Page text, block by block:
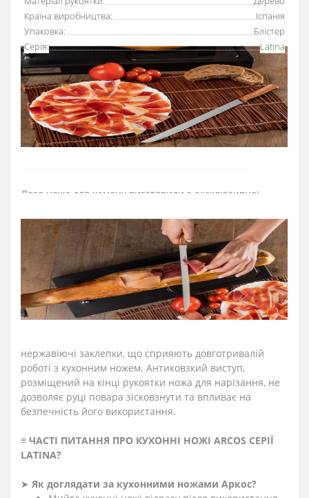
Країна виробництва:
Іспанія
Упаковка:
Блістер
Серія:
Latina
Ніж для хамону 250 мм серії «Латина» Аркосза
рахунок довгого та гнучкого лезапризначений для
акуратного зрізання тонких шматків окорока.
Кухонні ножі серії Аркос«Латина»легкі та зручні для
щоденного використання на професійних та домашніх
Лезо ножа для хамону виготовили з ексклюзивної
здатність, підвищену твердість та корозостійкість. У
результаті лезо ножа аркос довго не затуплюється, не
ржавіє, тому виріб має довгий термін служби,
забезпечуючи економічну ефективність інвентарю.
Рукояткуножів для окорока серії«Латина»виготовили
зі стабілізованого дерева, яке не гниє, не взаємодіє з
рідинами та стійке до шкідників.Закріплюють
нержавіючі заклепки, що сприяють довготривалій
роботі з кухонним ножем. Антиковзкий виступ,
розміщений на кінці рукоятки ножа для нарізання, не
дозволяє руці повара зісковзнути та впливає на
безпечність його використання.
≡ ЧАСТІ ПИТАННЯ ПРО КУХОННІ НОЖІ ARCOS СЕРІЇ
LATINA?
➤ Як доглядати за кухонними ножами Аркос?